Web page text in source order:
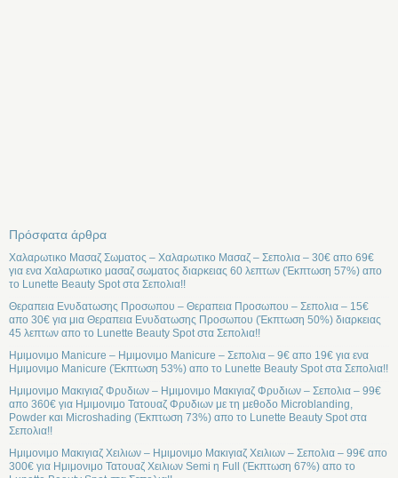
Πρόσφατα άρθρα
Χαλαρωτικο Μασαζ Σωματος – Χαλαρωτικο Μασαζ – Σεπολια – 30€ απο 69€
για ενα Χαλαρωτικο μασαζ σωματος διαρκειας 60 λεπτων (Έκπτωση 57%) απο
το Lunette Beauty Spot στα Σεπολια!!
Θεραπεια Ενυδατωσης Προσωπου – Θεραπεια Προσωπου – Σεπολια – 15€
απο 30€ για μια Θεραπεια Ενυδατωσης Προσωπου (Έκπτωση 50%) διαρκειας
45 λεπτων απο το Lunette Beauty Spot στα Σεπολια!!
Ημιμονιμο Manicure – Ημιμονιμο Manicure – Σεπολια – 9€ απο 19€ για ενα
Ημιμονιμο Manicure (Έκπτωση 53%) απο το Lunette Beauty Spot στα Σεπολια!!
Ημιμονιμο Μακιγιαζ Φρυδιων – Ημιμονιμο Μακιγιαζ Φρυδιων – Σεπολια – 99€
απο 360€ για Ημιμονιμο Τατουαζ Φρυδιων με τη μεθοδο Microblanding,
Powder και Microshading (Έκπτωση 73%) απο το Lunette Beauty Spot στα
Σεπολια!!
Ημιμονιμο Μακιγιαζ Χειλιων – Ημιμονιμο Μακιγιαζ Χειλιων – Σεπολια – 99€ απο
300€ για Ημιμονιμο Τατουαζ Χειλιων Semi η Full (Έκπτωση 67%) απο το